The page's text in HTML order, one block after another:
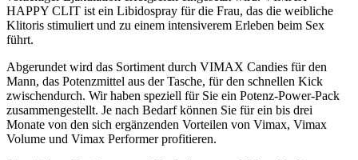
HAPPY CLIT ist ein Libidospray für die Frau, das die weibliche
Klitoris stimuliert und zu einem intensiverem Erleben beim Sex
führt.
Abgerundet wird das Sortiment durch VIMAX Candies für den
Mann, das Potenzmittel aus der Tasche, für den schnellen Kick
zwischendurch. Wir haben speziell für Sie ein Potenz-Power-Pack
zusammengestellt. Je nach Bedarf können Sie für ein bis drei
Monate von den sich ergänzenden Vorteilen von Vimax, Vimax
Volume und Vimax Performer profitieren.